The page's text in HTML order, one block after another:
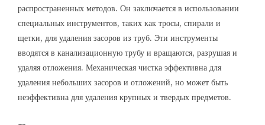
распространенных методов. Он заключается в использовании
специальных инструментов, таких как тросы, спирали и
щетки, для удаления засоров из труб. Эти инструменты
вводятся в канализационную трубу и вращаются, разрушая и
удаляя отложения. Механическая чистка эффективна для
удаления небольших засоров и отложений, но может быть
неэффективна для удаления крупных и твердых предметов.